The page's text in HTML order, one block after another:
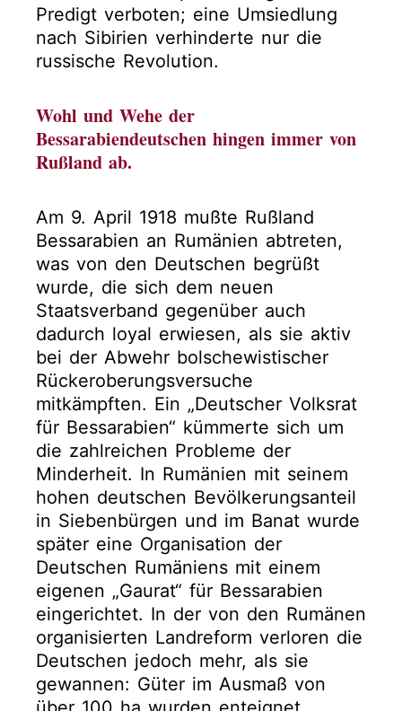
Predigt verboten; eine Umsiedlung
nach Sibirien verhinderte nur die
russische Revolution.
Wohl und Wehe der
Bessarabiendeutschen hingen immer von
Rußland ab.
Am 9. April 1918 mußte Rußland
Bessarabien an Rumänien abtreten,
was von den Deutschen begrüßt
wurde, die sich dem neuen
Staatsverband gegenüber auch
dadurch loyal erwiesen, als sie aktiv
bei der Abwehr bolschewistischer
Rückeroberungsversuche
mitkämpften. Ein „Deutscher Volksrat
für Bessarabien“ kümmerte sich um
die zahlreichen Probleme der
Minderheit. In Rumänien mit seinem
hohen deutschen Bevölkerungsanteil
in Siebenbürgen und im Banat wurde
später eine Organisation der
Deutschen Rumäniens mit einem
eigenen „Gaurat“ für Bessarabien
eingerichtet. In der von den Rumänen
organisierten Landreform verloren die
Deutschen jedoch mehr, als sie
gewannen: Güter im Ausmaß von